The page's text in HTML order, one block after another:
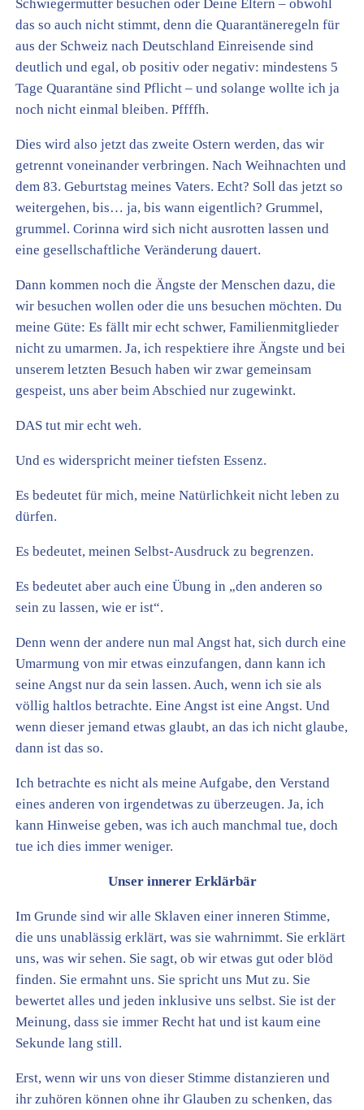
Schwiegermutter besuchen oder Deine Eltern – obwohl
das so auch nicht stimmt, denn die Quarantäneregeln für
aus der Schweiz nach Deutschland Einreisende sind
deutlich und egal, ob positiv oder negativ: mindestens 5
Tage Quarantäne sind Pflicht – und solange wollte ich ja
noch nicht einmal bleiben. Pffffh.
Dies wird also jetzt das zweite Ostern werden, das wir
getrennt voneinander verbringen. Nach Weihnachten und
dem 83. Geburtstag meines Vaters. Echt? Soll das jetzt so
weitergehen, bis… ja, bis wann eigentlich? Grummel,
grummel. Corinna wird sich nicht ausrotten lassen und
eine gesellschaftliche Veränderung dauert.
Dann kommen noch die Ängste der Menschen dazu, die
wir besuchen wollen oder die uns besuchen möchten. Du
meine Güte: Es fällt mir echt schwer, Familienmitglieder
nicht zu umarmen. Ja, ich respektiere ihre Ängste und bei
unserem letzten Besuch haben wir zwar gemeinsam
gespeist, uns aber beim Abschied nur zugewinkt.
DAS tut mir echt weh.
Und es widerspricht meiner tiefsten Essenz.
Es bedeutet für mich, meine Natürlichkeit nicht leben zu
dürfen.
Es bedeutet, meinen Selbst-Ausdruck zu begrenzen.
Es bedeutet aber auch eine Übung in „den anderen so
sein zu lassen, wie er ist“.
Denn wenn der andere nun mal Angst hat, sich durch eine
Umarmung von mir etwas einzufangen, dann kann ich
seine Angst nur da sein lassen. Auch, wenn ich sie als
völlig haltlos betrachte. Eine Angst ist eine Angst. Und
wenn dieser jemand etwas glaubt, an das ich nicht glaube,
dann ist das so.
Ich betrachte es nicht als meine Aufgabe, den Verstand
eines anderen von irgendetwas zu überzeugen. Ja, ich
kann Hinweise geben, was ich auch manchmal tue, doch
tue ich dies immer weniger.
Unser innerer Erklärbär
Im Grunde sind wir alle Sklaven einer inneren Stimme,
die uns unablässig erklärt, was sie wahrnimmt. Sie erklärt
uns, was wir sehen. Sie sagt, ob wir etwas gut oder blöd
finden. Sie ermahnt uns. Sie spricht uns Mut zu. Sie
bewertet alles und jeden inklusive uns selbst. Sie ist der
Meinung, dass sie immer Recht hat und ist kaum eine
Sekunde lang still.
Erst, wenn wir uns von dieser Stimme distanzieren und
ihr zuhören können ohne ihr Glauben zu schenken, das